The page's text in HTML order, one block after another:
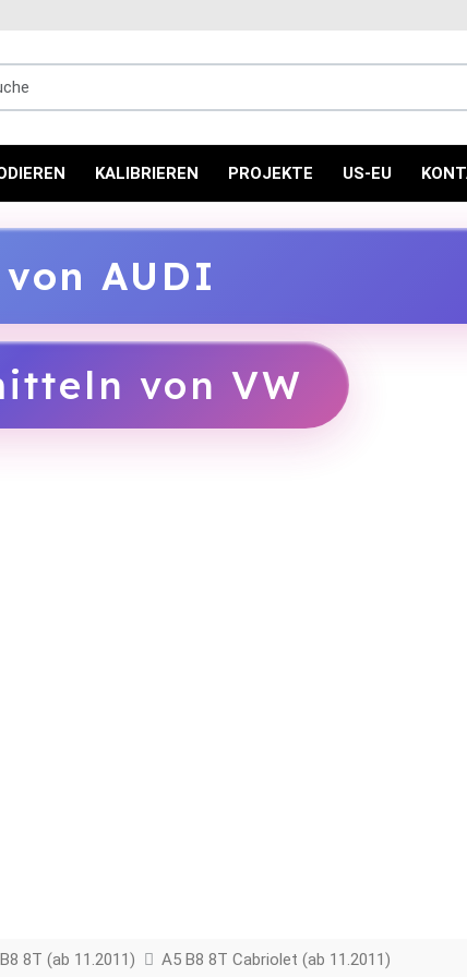
KALIBRIEREN PROJEKTE US-EU
AUDI
von VW
8T (ab 11.2011) A5 B8 8T Cabriolet (ab 11.2011)